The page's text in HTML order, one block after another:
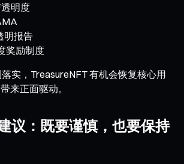
明度
明报告
奖励制度
实，TreasureNFT 有机会恢复核心用
来正面驱动。
议：既要谨慎，也要保持